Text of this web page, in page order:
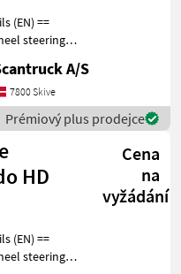
(EN) ==
steering
rear
tires
down
A/S
7800 Skive
Prémiový plus prodejce
HD
Cena
na
vyžádání
(EN) ==
steering